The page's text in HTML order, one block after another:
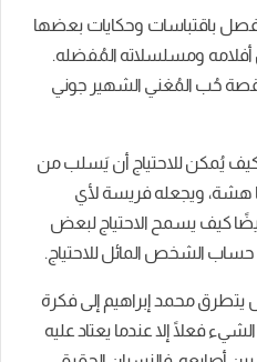
باقتباسات وحكايات بعضها
أفلامه ومسلسلاته المُفضله.
حُب المُغني الشهير جوني
يُمكن للاحتياج أن يَسلب من
هشة، ويجعله فريسة لأي
كيف يسمح الاحتياج لبعض
حساب الشخص المائل للاحتياج.
محمد إبراهيم إلى فكرة
فعلًا إلا عندما يعتاد عليه